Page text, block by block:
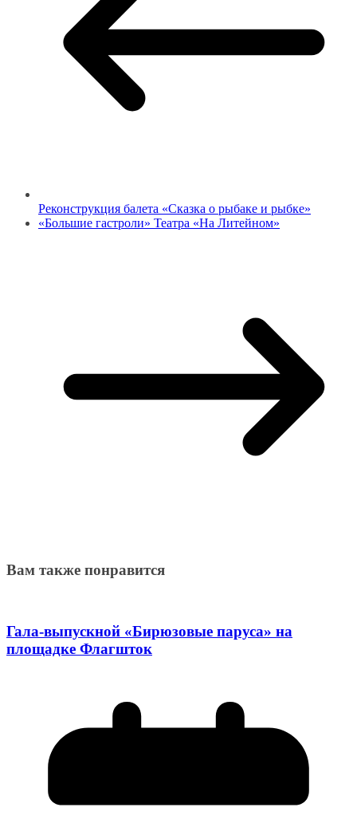
Реконструкция балета «Сказка о рыбаке и рыбке»
«Большие гастроли» Театра «На Литейном»
Вам также понравится
Гала-выпускной «Бирюзовые паруса» на
площадке Флагшток